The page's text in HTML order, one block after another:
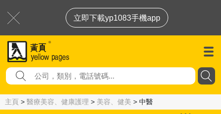
立即下載yp1083手機app
主頁 > 醫療美容、健康護理 > 美容、健美 > 中醫